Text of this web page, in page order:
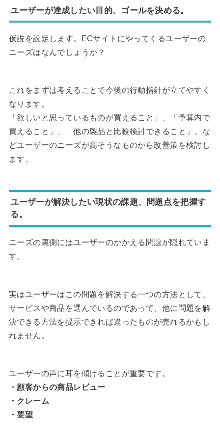
ユーザーが達成したい目的、ゴールを決める。
仮説を設定します。ECサイトにやってくるユーザーの
ニーズはなんでしょうか？
これをまずは考えることで今後の行動指針が立てやすく
なります。
「欲しいと思っているものが買えること」、「予算内で
買えること」、「他の製品と比較検討できること」、な
どユーザーのニーズが高そうなものから改善策を検討し
ます。
ユーザーが解決したい現状の課題、問題点を把握す
る。
ニーズの裏側にはユーザーのかかえる問題が隠れていま
す。
実はユーザーはこの問題を解決する一つの方法として、
サービスや商品を選んでいるのであって、他に問題を解
決できる方法を提示できれば違ったものが売れるかもし
れません。
ユーザーの声に耳を傾けることが重要です。
・顧客からの商品レビュー
・クレーム
・要望